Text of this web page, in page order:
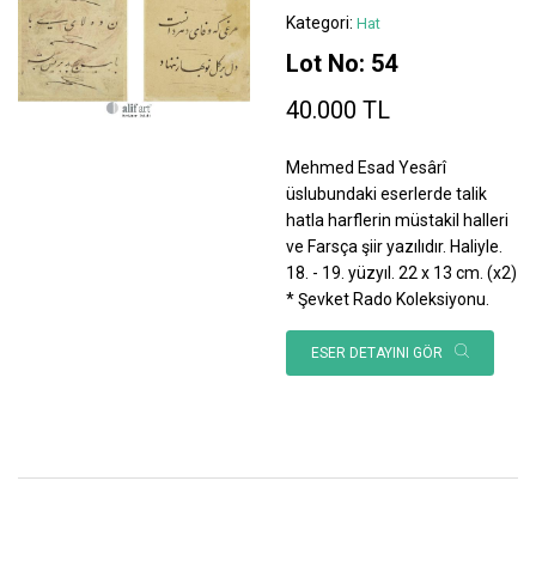
Kategori: Hat
Lot No: 54
40.000 TL
Mehmed Esad Yesârî
üslubundaki eserlerde talik
hatla harflerin müstakil halleri
ve Farsça şiir yazılıdır. Haliyle.
18. - 19. yüzyıl. 22 x 13 cm. (x2)
* Şevket Rado Koleksiyonu.
ESER DETAYINI GÖR